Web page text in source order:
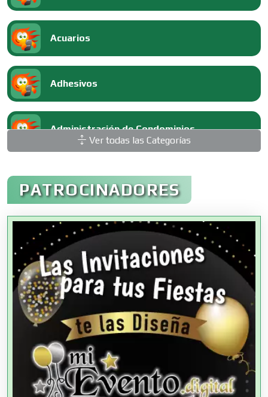
Acuarios
Adhesivos
Administración de Condominios
Administración de Empresas
Agencias Aduanales
Agencias de Autos
Agencias de Cobranza
Agencias de Colocación
Ver todas las Categorías
PATROCINADORES